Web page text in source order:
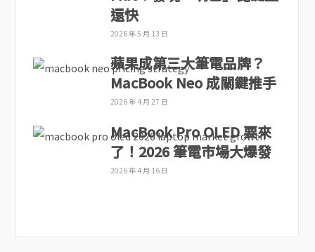
還快
2026 年 5 月 13 日
蘋果成第三大筆電品牌？
MacBook Neo 成關鍵推手
2026 年 4 月 27 日
MacBook Pro OLED 要來
了！2026 筆電市場大爆發
2026 年 4 月 16 日